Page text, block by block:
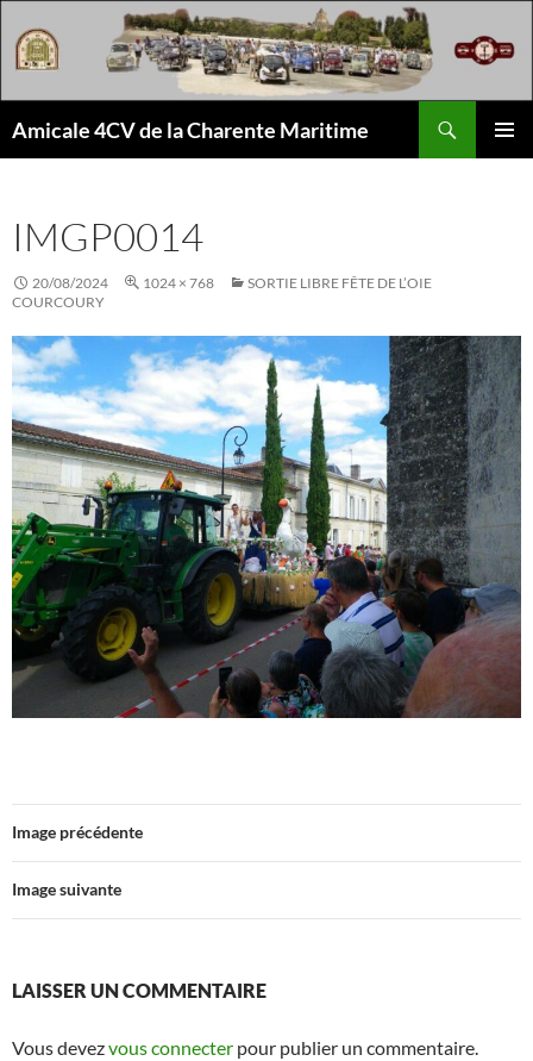
au
contenu
Amicale 4CV de la Charente Maritime
IMGP0014
20/08/2024 1024 × 768
SORTIE LIBRE FÊTE DE L’OIE
COURCOURY
Image précédente
Image suivante
LAISSER UN COMMENTAIRE
Vous devezvous connecter pour publier un commentaire.